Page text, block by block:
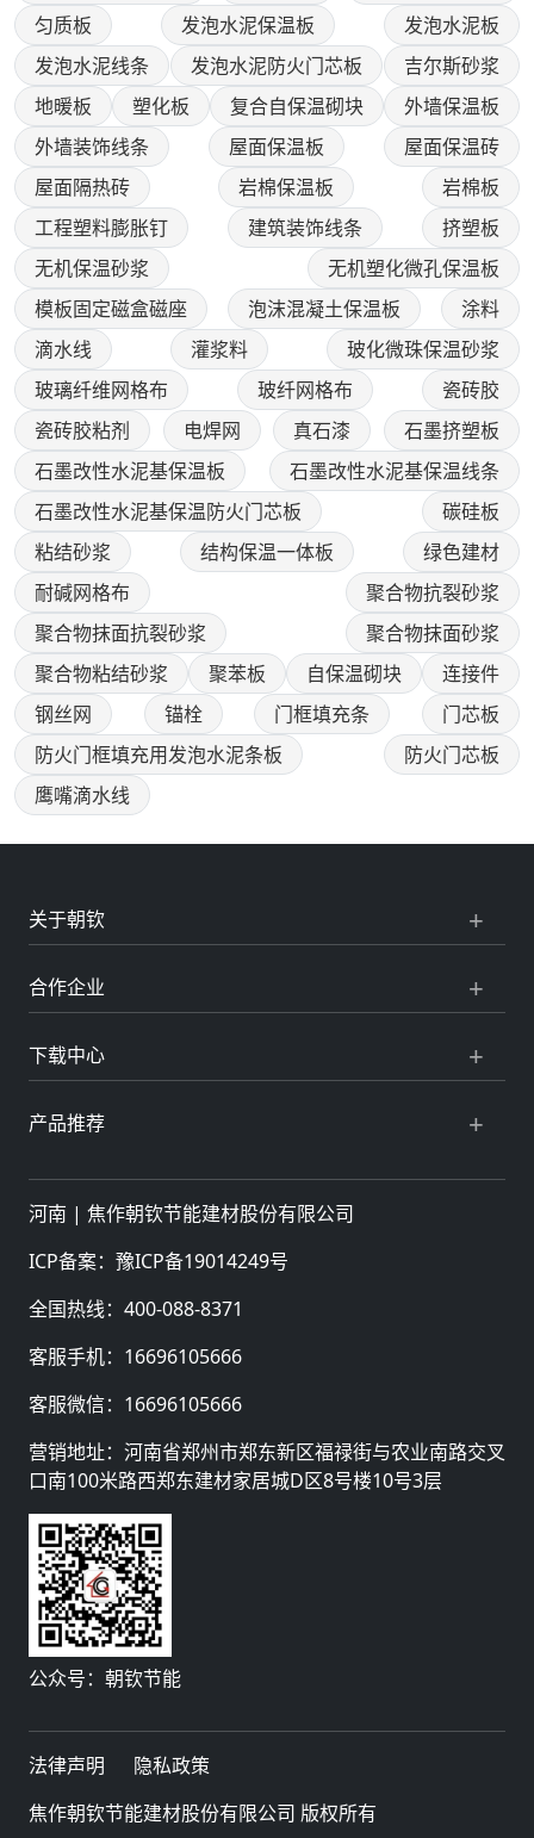
匀质板
发泡水泥保温板
发泡水泥板
发泡水泥线条
发泡水泥防火门芯板
吉尔斯砂浆
地暖板
塑化板 复合自保温砌块
外墙保温板
外墙装饰线条
屋面保温板
屋面保温砖
屋面隔热砖
岩棉保温板
岩棉板
工程塑料膨胀钉
建筑装饰线条
挤塑板
无机保温砂浆
无机塑化微孔保温板
模板固定磁盒磁座
泡沫混凝土保温板
涂料
滴水线
灌浆料
玻化微珠保温砂浆
玻璃纤维网格布
玻纤网格布
瓷砖胶
瓷砖胶粘剂
电焊网 真石漆
石墨挤塑板
石墨改性水泥基保温板
石墨改性水泥基保温线条
石墨改性水泥基保温防火门芯板
碳硅板
粘结砂浆
结构保温一体板
绿色建材
耐碱网格布
聚合物抗裂砂浆
聚合物抹面抗裂砂浆
聚合物抹面砂浆
聚合物粘结砂浆
聚苯板 自保温砌块
连接件
钢丝网
锚栓 门框填充条
门芯板
防火门框填充用发泡水泥条板
防火门芯板
鹰嘴滴水线
关于朝钦
合作企业
下载中心
产品推荐
河南 | 焦作朝钦节能建材股份有限公司
ICP备案： 豫ICP备19014249号
全国热线： 400-088-8371
客服手机： 16696105666
客服微信： 16696105666
营销地址：河南省郑州市郑东新区福禄街与农业南路交叉
口南100米路西郑东建材家居城D区8号楼10号3层
公众号：朝钦节能
法律声明
隐私政策
焦作朝钦节能建材股份有限公司 版权所有